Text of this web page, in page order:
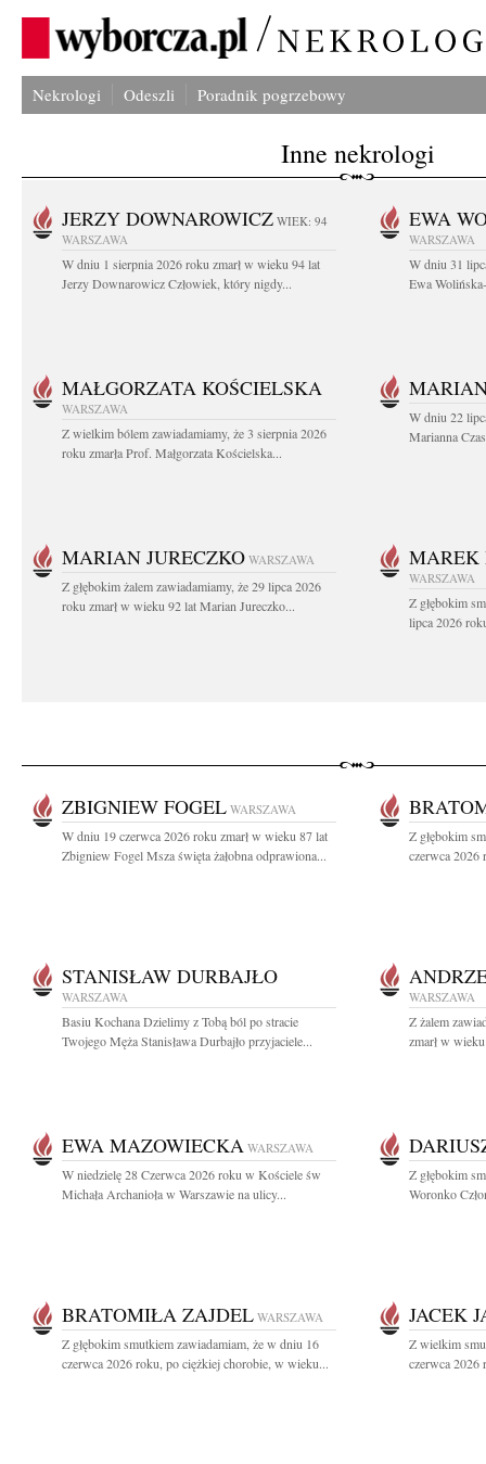
Nekrologi Odeszli Poradnik pogrzebowy
Inne nekrologi
JERZY DOWNAROWICZ WIEK: 94
WARSZAWA
W dniu 1 sierpnia 2026 roku zmarł w wieku 94 lat
Jerzy Downarowicz Człowiek, który nigdy...
EWA
WARSZAWA
W dniu 31
Ewa
MAŁGORZATA KOŚCIELSKA
WARSZAWA
Z wielkim bólem zawiadamiamy, że 3 sierpnia 2026
roku zmarła Prof. Małgorzata Kościelska...
W dniu 22
Marianna
MARIAN JURECZKO WARSZAWA
Z głębokim żalem zawiadamiamy, że 29 lipca 2026
roku zmarł w wieku 92 lat Marian Jureczko...
MAREK
WARSZAWA
Z głębokim
lipca 2026
ZBIGNIEW FOGEL WARSZAWA
W dniu 19 czerwca 2026 roku zmarł w wieku 87 lat
Zbigniew Fogel Msza święta żałobna odprawiona...
Z głębokim
czerwca 2026
STANISŁAW DURBAJŁO
WARSZAWA
Basiu Kochana Dzielimy z Tobą ból po stracie
Twojego Męża Stanisława Durbajło przyjaciele...
WARSZAWA
Z żalem
zmarł w
EWA MAZOWIECKA WARSZAWA
W niedzielę 28 Czerwca 2026 roku w Kościele św
Michała Archanioła w Warszawie na ulicy...
Z głębokim
Woronko
BRATOMIŁA ZAJDEL WARSZAWA
Z głębokim smutkiem zawiadamiam, że w dniu 16
czerwca 2026 roku, po ciężkiej chorobie, w wieku...
JACEK
Z wielkim
czerwca 2026